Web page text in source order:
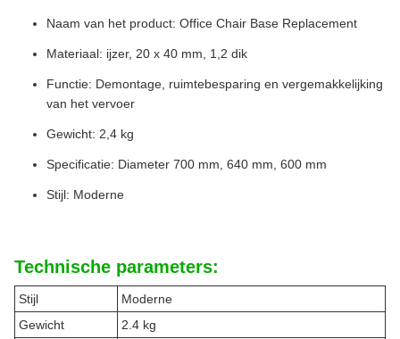
Naam van het product: Office Chair Base Replacement
Materiaal: ijzer, 20 x 40 mm, 1,2 dik
Functie: Demontage, ruimtebesparing en vergemakkelijking
van het vervoer
Gewicht: 2,4 kg
Specificatie: Diameter 700 mm, 640 mm, 600 mm
Stijl: Moderne
Technische parameters:
Stijl
Moderne
Gewicht
2.4 kg